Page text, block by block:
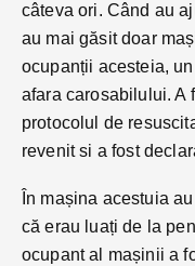
câteva ori. Când au
au mai găsit doar
ocupanții acesteia,
afara carosabilului. A
protocolul de
revenit si a fost
În mașina acestuia
că erau luați de la
ocupant al mașinii a